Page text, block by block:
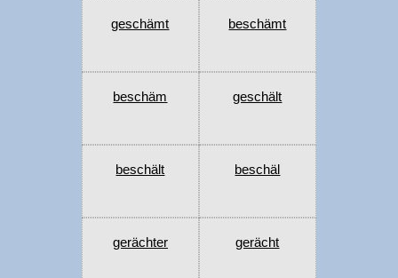
geschämt beschämt
beschäm geschält
beschält beschäl
gerächter gerächt